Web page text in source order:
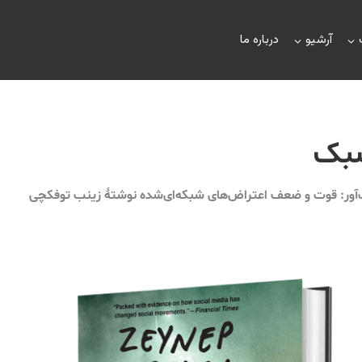
آرشیو درباره ما
قوت و ضعف اعتراض‌های شبکه‌ای‌شده نوشتۀ زینب توفکچی